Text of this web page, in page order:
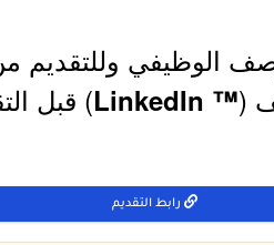
الوظيفي وللتقديم
(
™ LinkedIn
) قبل
رابط التقديم